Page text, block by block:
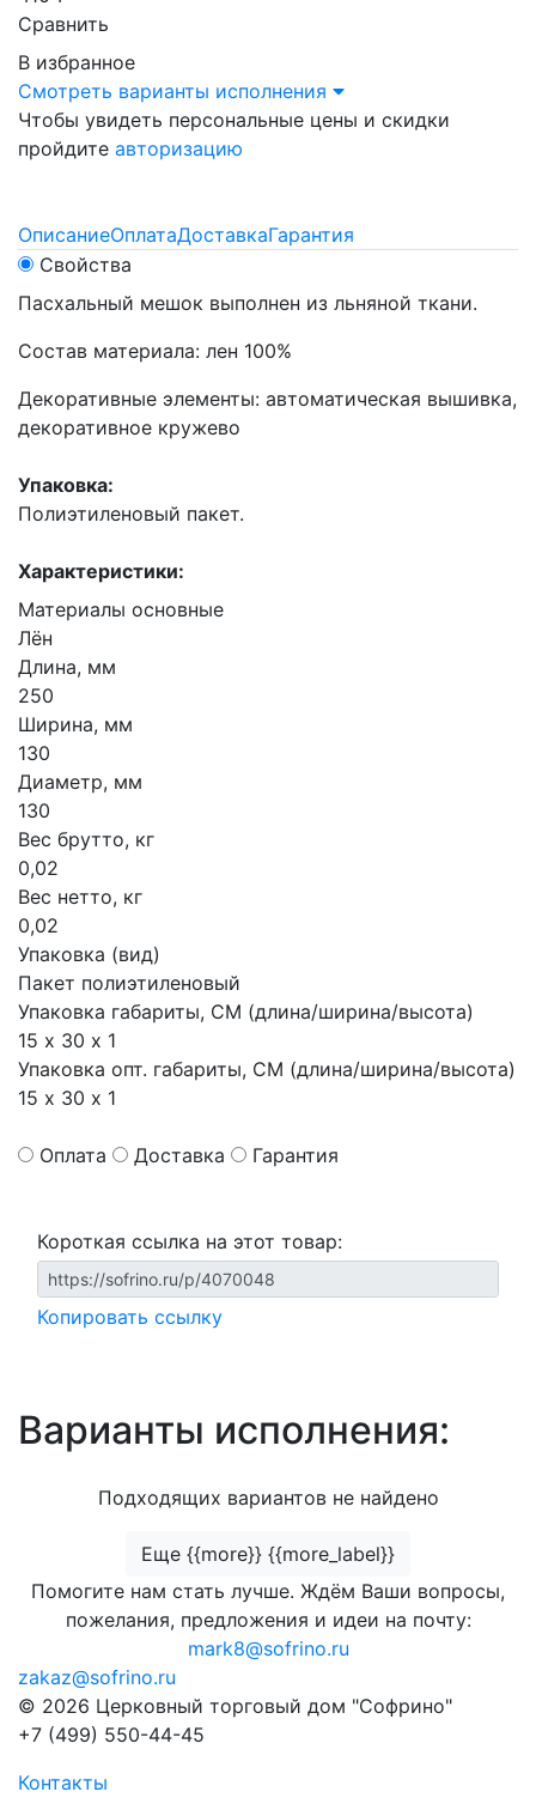
Сравнить
В избранное
Смотреть варианты исполнения
Чтобы увидеть персональные цены и скидки
пройдите авторизацию
ОписаниеОплатаДоставкаГарантия
Свойства
Пасхальный мешок выполнен из льняной ткани.
Состав материала: лен 100%
Декоративные элементы: автоматическая вышивка,
декоративное кружево
Упаковка:
Полиэтиленовый пакет.
Характеристики:
Материалы основные
Лён
Длина, мм
250
Ширина, мм
130
Диаметр, мм
130
Вес брутто, кг
0,02
Вес нетто, кг
0,02
Упаковка (вид)
Пакет полиэтиленовый
Упаковка габариты, СМ (длина/ширина/высота)
15 х 30 х 1
Упаковка опт. габариты, СМ (длина/ширина/высота)
15 х 30 х 1
Оплата Доставка Гарантия
Короткая ссылка на этот товар:
Копировать ссылку
Варианты исполнения:
Подходящих вариантов не найдено
Еще {{more}} {{more_label}}
Помогите нам стать лучше. Ждём Ваши вопросы,
пожелания, предложения и идеи на почту:
mark8@sofrino.ru
zakaz@sofrino.ru
© 2026 Церковный торговый дом "Софрино"
+7 (499) 550-44-45
Контакты